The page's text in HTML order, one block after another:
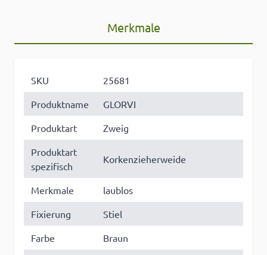
Merkmale
SKU
25681
Produktname
GLORVI
Produktart
Zweig
Produktart
spezifisch
Korkenzieherweide
Merkmale
laublos
Fixierung
Stiel
Farbe
Braun